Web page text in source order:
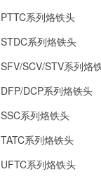
PTTC系列烙铁头
STDC系列烙铁头
SFV/SCV/STV系列烙
DFP/DCP系列烙铁头
SSC系列烙铁头
TATC系列烙铁头
UFTC系列烙铁头